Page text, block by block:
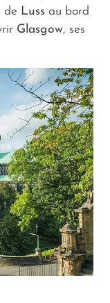
de Luss au bord
Glasgow, ses